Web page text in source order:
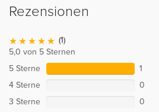
Rezensionen
(1)
5,0 von 5 Sternen
5 Sterne
1
4 Sterne
0
3 Sterne
0